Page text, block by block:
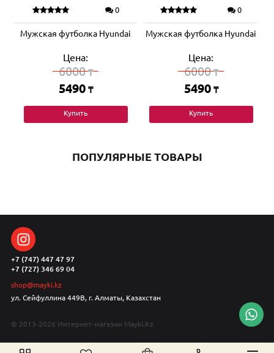
0
Мужская футболка Hyundai
Цена:
6000₸
5490 ₸
Купить
0
Мужская футболка Hyundai
Цена:
6000₸
5490 ₸
Купить
ПОПУЛЯРНЫЕ ТОВАРЫ
+7 (747) 447 47 97
+7 (727) 346 69 04
shop@mayki.kz
ул. Сейфуллина 449В, г. Алматы, Казахстан
© 2013-2026 Интернет-магазин Mayki.Kz